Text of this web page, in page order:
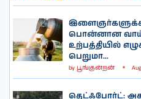
பொன்னான
உற்பத்தியில்
பெறுமா...
by பூங்குன்றன்
தெட்ஃபோர்ட்: